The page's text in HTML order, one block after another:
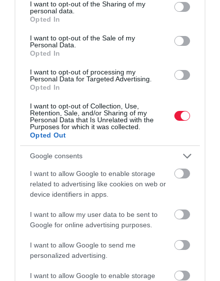
not limited to your visit or usage behaviour. You may click to
grant or deny consent to Google and its third-party tags to
use your data for below specified purposes in below Google
consent section.
I want to opt-out of the Sharing of my
personal data.
Opted In
I want to opt-out of the Sale of my
Personal Data.
Opted In
I want to opt-out of processing my
Personal Data for Targeted Advertising.
Opted In
I want to opt-out of Collection, Use,
Retention, Sale, and/or Sharing of my
Personal Data that Is Unrelated with the
Purposes for which it was collected.
Opted Out
Google consents
I want to allow Google to enable storage
related to advertising like cookies on web or
device identifiers in apps.
I want to allow my user data to be sent to
Google for online advertising purposes.
I want to allow Google to send me
personalized advertising.
I want to allow Google to enable storage